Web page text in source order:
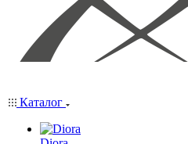
Каталог